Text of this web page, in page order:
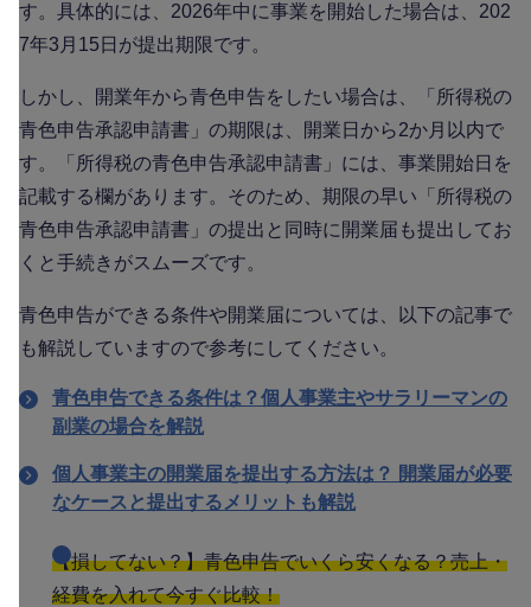
す。具体的には、2026年中に事業を開始した場合は、202
7年3月15日が提出期限です。
しかし、開業年から青色申告をしたい場合は、「所得税の
青色申告承認申請書」の期限は、開業日から2か月以内で
す。「所得税の青色申告承認申請書」には、事業開始日を
記載する欄があります。そのため、期限の早い「所得税の
青色申告承認申請書」の提出と同時に開業届も提出してお
くと手続きがスムーズです。
青色申告ができる条件や開業届については、以下の記事で
も解説していますので参考にしてください。
青色申告できる条件は？個人事業主やサラリーマンの
副業の場合を解説
個人事業主の開業届を提出する方法は？ 開業届が必要
なケースと提出するメリットも解説
【損してない？】青色申告でいくら安くなる？売上・
経費を入れて今すぐ比較！